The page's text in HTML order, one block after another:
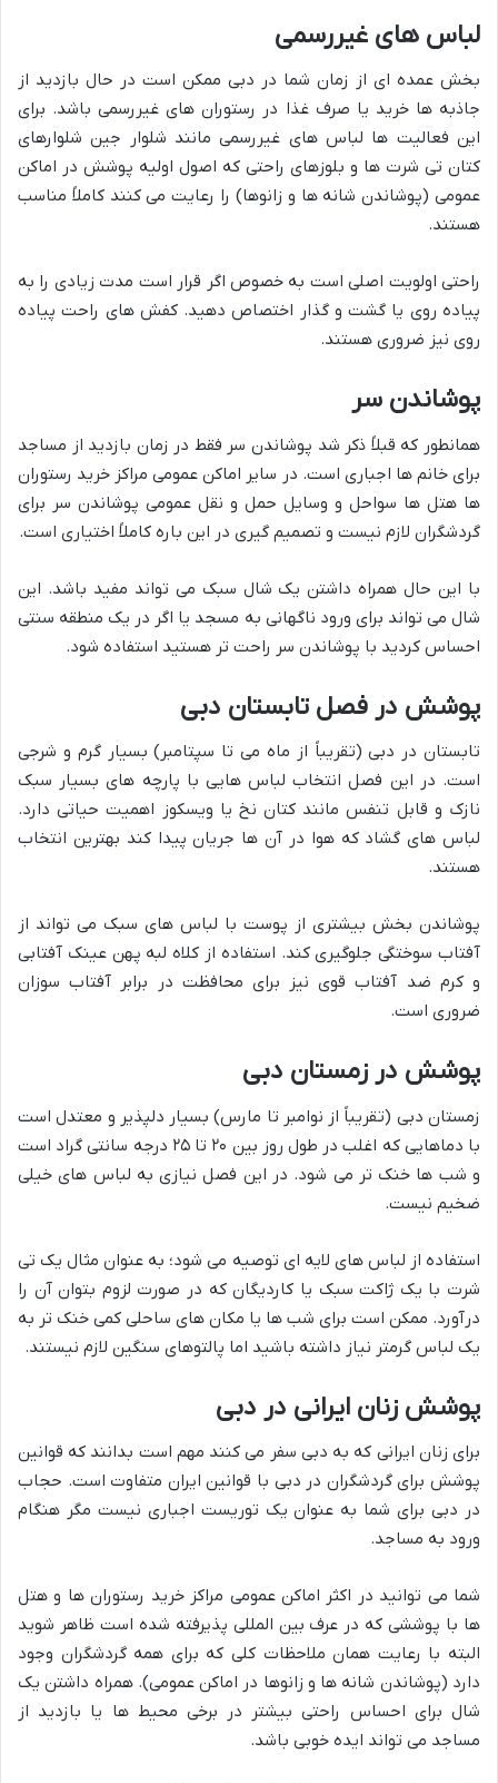
لباس های غیررسمی
بخش عمده ای از زمان شما در دبی ممکن است در حال بازدید از
جاذبه ها خرید یا صرف غذا در رستوران های غیررسمی باشد. برای
این فعالیت ها لباس های غیررسمی مانند شلوار جین شلوارهای
کتان تی شرت ها و بلوزهای راحتی که اصول اولیه پوشش در اماکن
عمومی (پوشاندن شانه ها و زانوها) را رعایت می کنند کاملاً مناسب
هستند.
راحتی اولویت اصلی است به خصوص اگر قرار است مدت زیادی را به
پیاده روی یا گشت و گذار اختصاص دهید. کفش های راحت پیاده
روی نیز ضروری هستند.
پوشاندن سر
همانطور که قبلاً ذکر شد پوشاندن سر فقط در زمان بازدید از مساجد
برای خانم ها اجباری است. در سایر اماکن عمومی مراکز خرید رستوران
ها هتل ها سواحل و وسایل حمل و نقل عمومی پوشاندن سر برای
گردشگران لازم نیست و تصمیم گیری در این باره کاملاً اختیاری است.
با این حال همراه داشتن یک شال سبک می تواند مفید باشد. این
شال می تواند برای ورود ناگهانی به مسجد یا اگر در یک منطقه سنتی
احساس کردید با پوشاندن سر راحت تر هستید استفاده شود.
پوشش در فصل تابستان دبی
تابستان در دبی (تقریباً از ماه می تا سپتامبر) بسیار گرم و شرجی
است. در این فصل انتخاب لباس هایی با پارچه های بسیار سبک
نازک و قابل تنفس مانند کتان نخ یا ویسکوز اهمیت حیاتی دارد.
لباس های گشاد که هوا در آن ها جریان پیدا کند بهترین انتخاب
هستند.
پوشاندن بخش بیشتری از پوست با لباس های سبک می تواند از
آفتاب سوختگی جلوگیری کند. استفاده از کلاه لبه پهن عینک آفتابی
و کرم ضد آفتاب قوی نیز برای محافظت در برابر آفتاب سوزان
ضروری است.
پوشش در زمستان دبی
زمستان دبی (تقریباً از نوامبر تا مارس) بسیار دلپذیر و معتدل است
با دماهایی که اغلب در طول روز بین ۲۰ تا ۲۵ درجه سانتی گراد است
و شب ها خنک تر می شود. در این فصل نیازی به لباس های خیلی
ضخیم نیست.
استفاده از لباس های لایه ای توصیه می شود؛ به عنوان مثال یک تی
شرت با یک ژاکت سبک یا کاردیگان که در صورت لزوم بتوان آن را
درآورد. ممکن است برای شب ها یا مکان های ساحلی کمی خنک تر به
یک لباس گرمتر نیاز داشته باشید اما پالتوهای سنگین لازم نیستند.
پوشش زنان ایرانی در دبی
برای زنان ایرانی که به دبی سفر می کنند مهم است بدانند که قوانین
پوشش برای گردشگران در دبی با قوانین ایران متفاوت است. حجاب
در دبی برای شما به عنوان یک توریست اجباری نیست مگر هنگام
ورود به مساجد.
شما می توانید در اکثر اماکن عمومی مراکز خرید رستوران ها و هتل
ها با پوششی که در عرف بین المللی پذیرفته شده است ظاهر شوید
البته با رعایت همان ملاحظات کلی که برای همه گردشگران وجود
دارد (پوشاندن شانه ها و زانوها در اماکن عمومی). همراه داشتن یک
شال برای احساس راحتی بیشتر در برخی محیط ها یا بازدید از
مساجد می تواند ایده خوبی باشد.